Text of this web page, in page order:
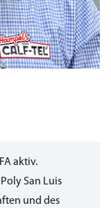
aktiv.
San Luis
und des